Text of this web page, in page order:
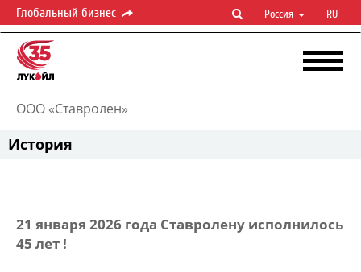
Глобальный бизнес Россия RU
ООО «Ставролен»
История
21 января 2026 года Ставролену исполнилось
45 лет !